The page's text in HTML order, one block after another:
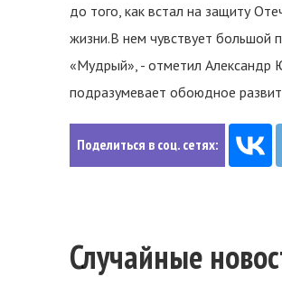
до того, как встал на защиту
жизни.В нем чувствует большой
«Мудрый», - отметил Александр
подразумевает обоюдное
Поделиться в соц. сетях:
Случайные